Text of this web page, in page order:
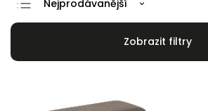
Doporučujeme
Nejprodávanější